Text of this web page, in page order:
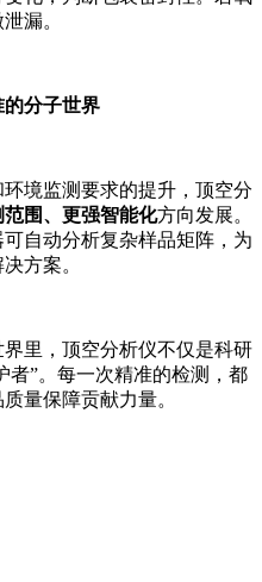
漏。
分子世界
境监测要求的提升，顶空分
围、更强智能化方向发展。
自动分析复杂样品矩阵，为
方案。
里，顶空分析仪不仅是科研
者”。每一次精准的检测，都
量保障贡献力量。